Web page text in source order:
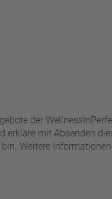
der
mit Absenden
Weitere